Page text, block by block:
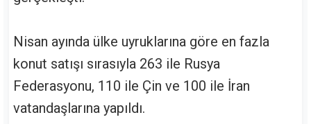
Nisan ayında ülke uyruklarına göre en fazla
konut satışı sırasıyla 263 ile Rusya
Federasyonu, 110 ile Çin ve 100 ile İran
vatandaşlarına yapıldı.